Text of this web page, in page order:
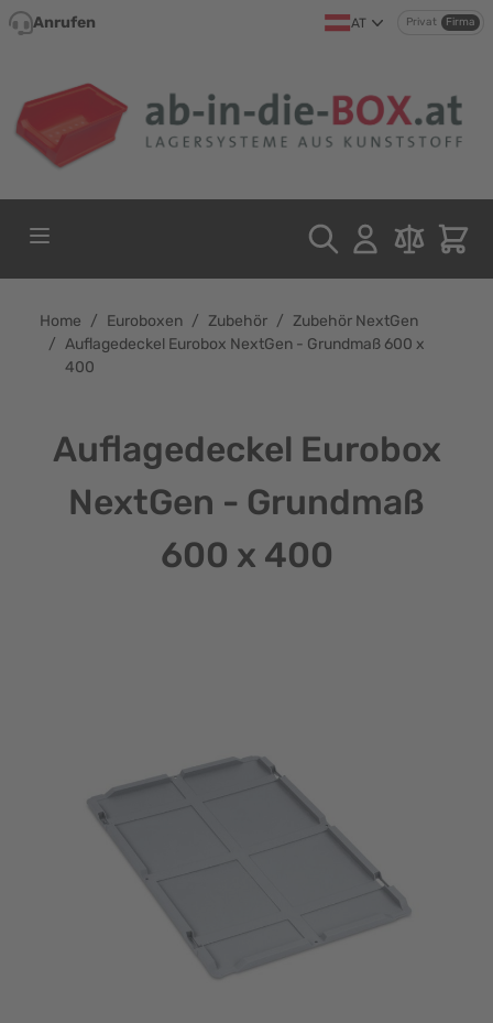
Direkt zum Inhalt
Anrufen AT Privat Firma
Home / Euroboxen / Zubehör / Zubehör NextGen
/ Auflagedeckel Eurobox NextGen - Grundmaß 600 x
400
Auflagedeckel Eurobox
NextGen - Grundmaß
600 x 400